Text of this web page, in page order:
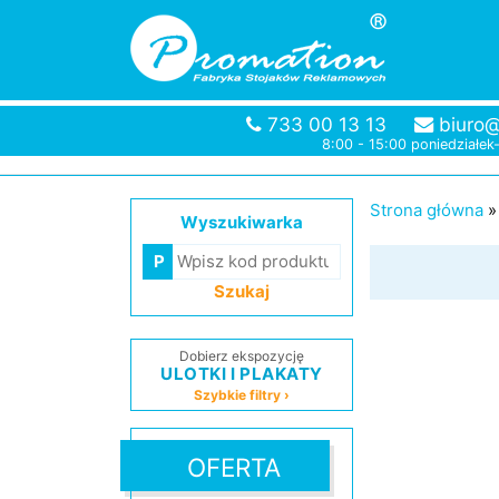
733 00 13 13
8:00 - 15:00
Wyszukiwarka
Szukaj
Dobierz ekspozycję
ULOTKI I PLAKATY
Szybkie filtry ›
OFERTA
Strona główna »